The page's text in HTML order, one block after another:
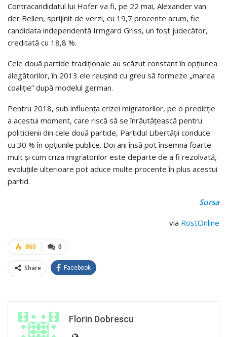
Contracandidatul lui Hofer va fi, pe 22 mai, Alexander van
der Bellen, sprijinit de verzi, cu 19,7 procente acum, fie
candidata independentă Irmgard Griss, un fost judecător,
creditată cu 18,8 %.
Cele două partide tradiţionale au scăzut constant în opţiunea
alegătorilor, în 2013 ele reuşind cu greu să formeze „marea
coaliţie” după modelul german.
Pentru 2018, sub influenţa crizei migratorilor, pe o predicţie
a acestui moment, care riscă să se înrăutăţească pentru
politicienii din cele două partide, Partidul Libertăţii conduce
cu 30 % în opţiunile publice. Doi ani însă pot însemna foarte
mult şi cum criza migratorilor este departe de a fi rezolvată,
evoluţiile ulterioare pot aduce multe procente în plus acestui
partid.
Sursa
via RostOnline
0
860
Share Facebook
Florin Dobrescu